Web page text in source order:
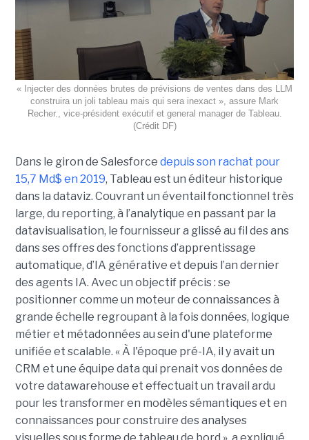
« Injecter des données brutes de prévisions de ventes dans des LLM
construira un joli tableau mais qui sera inexact », assure Mark
Recher., vice-président exécutif et general manager de Tableau.
(Crédit DF)
Dans le giron de Salesforce depuis son rachat pour
15,7 Md$ en 2019, Tableau est un éditeur historique
dans la dataviz. Couvrant un éventail fonctionnel très
large, du reporting, à l’analytique en passant par la
datavisualisation, le fournisseur a glissé au fil des ans
dans ses offres des fonctions d’apprentissage
automatique, d’IA générative et depuis l’an dernier
des agents IA. Avec un objectif précis : se
positionner comme un moteur de connaissances à
grande échelle regroupant à la fois données, logique
métier et métadonnées au sein d'une plateforme
unifiée et scalable. « À l'époque pré-IA, il y avait un
CRM et une équipe data qui prenait vos données de
votre datawarehouse et effectuait un travail ardu
pour les transformer en modèles sémantiques et en
connaissances pour construire des analyses